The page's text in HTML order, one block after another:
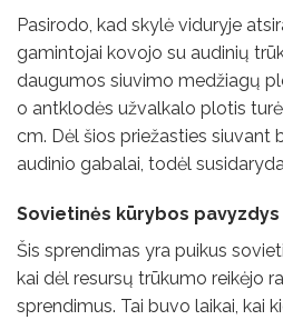
Pasirodo, kad skylė viduryje
gamintojai kovojo su audinių
daugumos siuvimo medžiagų
o antklodės užvalkalo plotis
cm. Dėl šios priežasties siuvant
audinio gabalai, todėl
Sovietinės kūrybos pavyzdys
Šis sprendimas yra puikus
kai dėl resursų trūkumo reikėjo
sprendimus. Tai buvo laikai, kai